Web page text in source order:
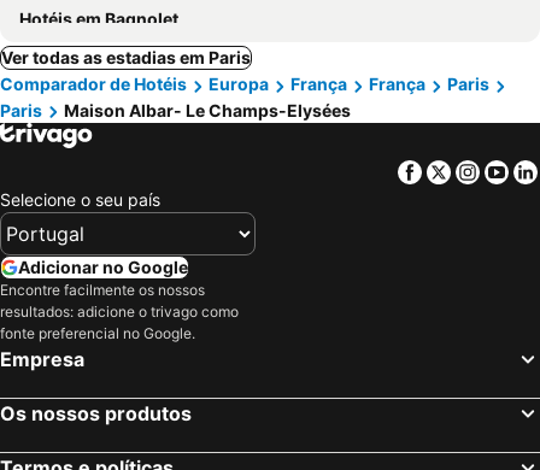
Hotéis em Bagnolet
Ver todas as estadias em Paris
Comparador de Hotéis
Europa França França
Paris
Paris
Maison Albar- Le Champs-Elysées
Facebook
Twitter
Selecione o seu país
Adicionar no Google
Encontre facilmente os nossos
resultados: adicione o trivago como
fonte preferencial no Google.
Empresa
Os nossos produtos